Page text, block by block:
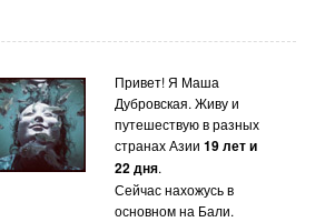
Привет! Я Маша
Дубровская. Живу и
путешествую в разных
странах Азии 19 лет и
22 дня.
Сейчас нахожусь в
основном на Бали.